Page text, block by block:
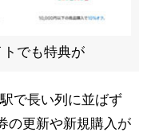
でも特典が
で長い列に並ばず
の更新や新規購入が